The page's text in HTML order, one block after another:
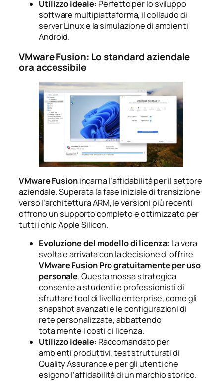
Utilizzo ideale: Perfetto per lo sviluppo
software multipiattaforma, il collaudo di
server Linux e la simulazione di ambienti
Android.
VMware Fusion: Lo standard aziendale
ora accessibile
VMware Fusionincarna l’affidabilità per il settore
aziendale. Superata la fase iniziale di transizione
verso l’architettura ARM, le versioni più recenti
offrono un supporto completo e ottimizzato per
tutti i chip Apple Silicon.
Evoluzione del modello di licenza: La vera
svolta è arrivata con la decisione di offrire
VMware Fusion Pro gratuitamente per uso
personale. Questa mossa strategica
consente a studenti e professionisti di
sfruttare tool di livello enterprise, come gli
snapshot avanzati e le configurazioni di
rete personalizzate, abbattendo
totalmente i costi di licenza.
Utilizzo ideale: Raccomandato per
ambienti produttivi, test strutturati di
Quality Assurance e per gli utenti che
esigono l’affidabilità di un marchio storico.